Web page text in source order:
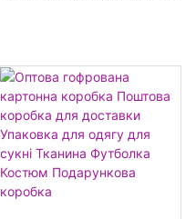
упаковка з гофрованого
картону для одягу та
косметики на блискавці.